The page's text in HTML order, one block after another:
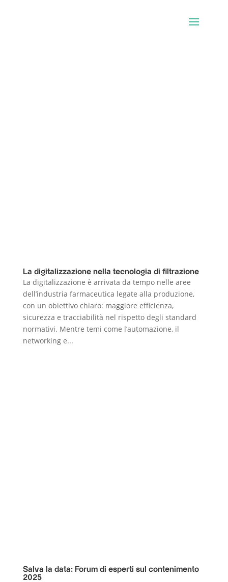
La digitalizzazione nella tecnologia di filtrazione
La digitalizzazione è arrivata da tempo nelle aree
dell’industria farmaceutica legate alla produzione,
con un obiettivo chiaro: maggiore efficienza,
sicurezza e tracciabilità nel rispetto degli standard
normativi. Mentre temi come l’automazione, il
networking e...
Salva la data: Forum di esperti sul contenimento
2025